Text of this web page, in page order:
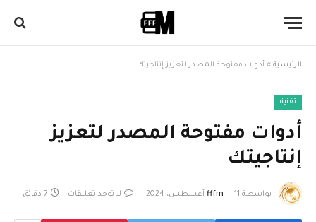
الرئيسية » أدوات مفتوحة المصدر لتعزيز إنتاجيتك
تقنية
أدوات مفتوحة المصدر لتعزيز
إنتاجيتك
بواسطة fffm 11 أغسطس، 2024 لا توجد تعليقات 7 دقائق